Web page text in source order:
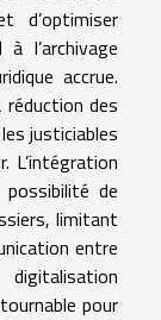
d’optimiser
l’archivage
accrue.
des
justiciables
L’intégration
de
limitant
entre
pour